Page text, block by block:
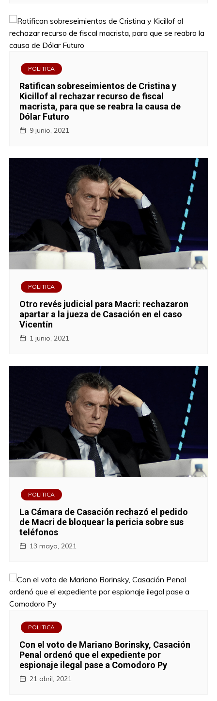
POLITICA
Ratifican sobreseimientos de Cristina y
Kicillof al rechazar recurso de fiscal
macrista, para que se reabra la causa de
Dólar Futuro
9 junio, 2021
POLITICA
Otro revés judicial para Macri: rechazaron
apartar a la jueza de Casación en el caso
Vicentín
1 junio, 2021
POLITICA
La Cámara de Casación rechazó el pedido
de Macri de bloquear la pericia sobre sus
teléfonos
13 mayo, 2021
POLITICA
Con el voto de Mariano Borinsky, Casación
Penal ordenó que el expediente por
espionaje ilegal pase a Comodoro Py
21 abril, 2021